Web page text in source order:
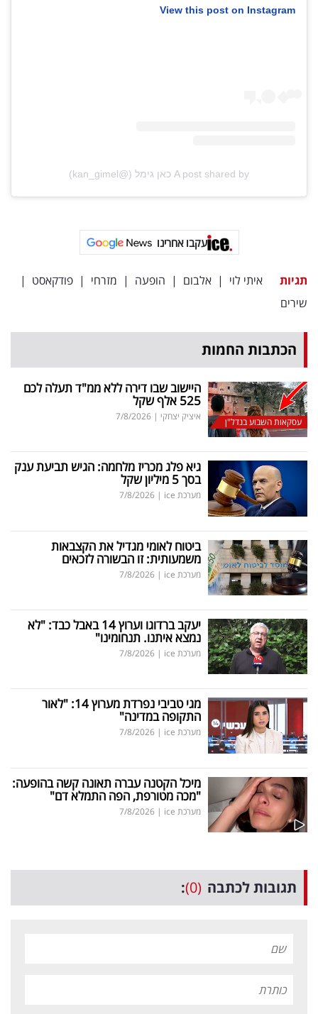
View this post on Instagram
A post shared by כאן גימל (@kan_gimel)
עקבו אחרינו
תגיות איתי לוי | אלבום | הופעה | מזרחי | פודקאסט |
שירים
הכתבות החמות
עסקאות השבוע בנדל"ן
היישוב שבו דירה ללא ממ"ד תעלה לכם
525 אלף שקל
איציק יצחקי |
7/8/2026
גיא פלג מכריז מלחמה: הגיש תביעת ענק
בסך 5 מיליון שקל
מערכת ice |
7/8/2026
ביטוח לאומי מגדיל את הקצבאות
משמעותית: זו הבשורה לזכאים
מערכת ice |
7/8/2026
יעקב ברדוגו וערוץ 14 באבל כבד: "לא
נמצא איתנו. תנחומינו"
מערכת ice |
7/8/2026
מגי טביבי נפרדת מערוץ 14: "לאור
התקופה במדינה"
מערכת ice |
7/8/2026
מיכל הקטנה עברה תאונה קשה בהופעה:
"מכה מטורפת, הפה התמלא דם"
מערכת ice |
7/8/2026
תגובות לכתבה (0)
: